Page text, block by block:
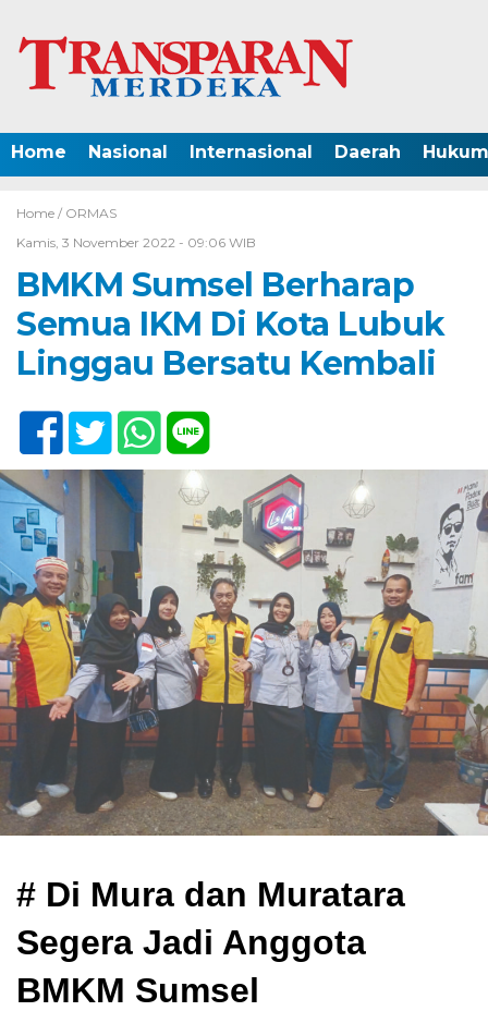
Home Nasional Internasional Daerah
Home / ORMAS
Kamis, 3 November 2022 - 09:06 WIB
BMKM Sumsel Berharap
Semua IKM Di Kota Lubuk
Linggau Bersatu Kembali
# Di Mura dan Muratara
Segera Jadi Anggota
BMKM Sumsel